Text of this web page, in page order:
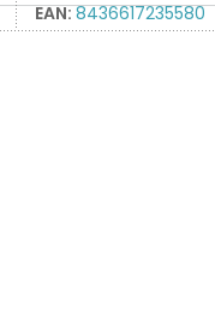
EAN:8436617235580